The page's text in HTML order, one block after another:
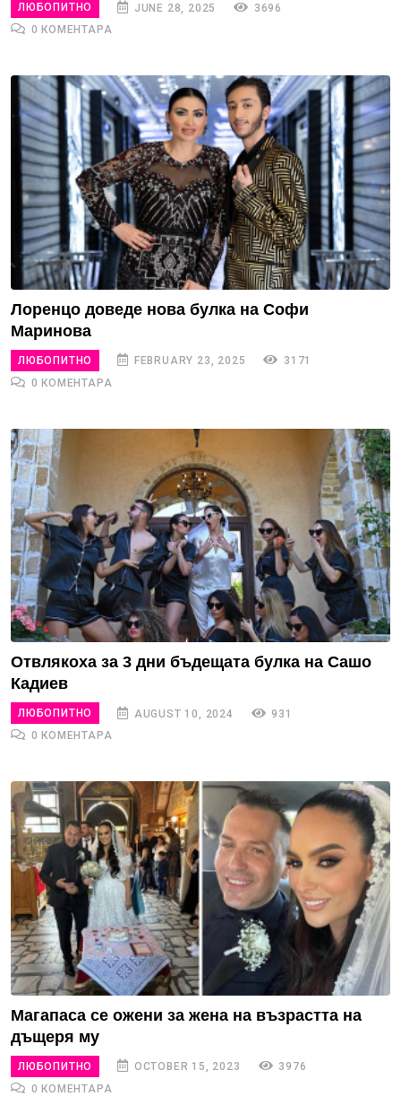
ЛЮБОПИТНО JUNE 28, 2025
3696
0 КОМЕНТАРА
Лоренцо доведе нова булка на Софи
Маринова
ЛЮБОПИТНО FEBRUARY 23, 2025
3171
0 КОМЕНТАРА
Отвлякоха за 3 дни бъдещата булка на Сашо
Кадиев
ЛЮБОПИТНО AUGUST 10, 2024
931
0 КОМЕНТАРА
Магапаса се ожени за жена на възрастта на
дъщеря му
ЛЮБОПИТНО OCTOBER 15, 2023
3976
0 КОМЕНТАРА